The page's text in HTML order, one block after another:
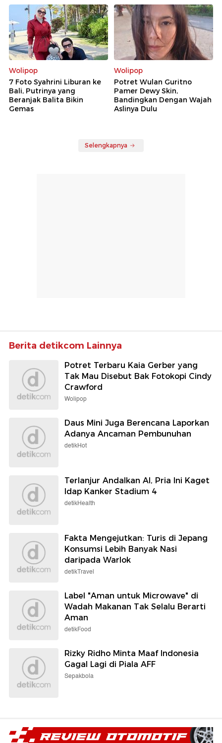
Wolipop
7 Foto Syahrini Liburan ke
Bali, Putrinya yang
Beranjak Balita Bikin
Gemas
Wolipop
Potret Wulan Guritno
Pamer Dewy Skin,
Bandingkan Dengan Wajah
Aslinya Dulu
Selengkapnya
Berita detikcom Lainnya
Potret Terbaru Kaia Gerber yang
Tak Mau Disebut Bak Fotokopi Cindy
Crawford
Wolipop
Daus Mini Juga Berencana Laporkan
Adanya Ancaman Pembunuhan
detikHot
Terlanjur Andalkan AI, Pria Ini Kaget
Idap Kanker Stadium 4
detikHealth
Fakta Mengejutkan: Turis di Jepang
Konsumsi Lebih Banyak Nasi
daripada Warlok
detikTravel
Label "Aman untuk Microwave" di
Wadah Makanan Tak Selalu Berarti
Aman
detikFood
Rizky Ridho Minta Maaf Indonesia
Gagal Lagi di Piala AFF
Sepakbola